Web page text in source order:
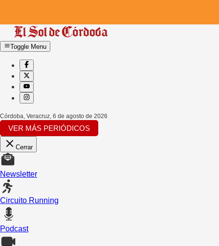
Toggle Menu
Córdoba, Veracruz 6 de agosto de 2026
VER MÁS PERIÓDICOS
Cerrar
Newsletter
Circuito Running
Podcast